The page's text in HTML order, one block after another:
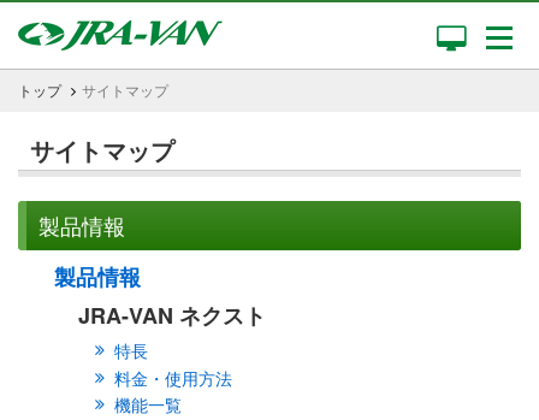
トップ サイトマップ
サイトマップ
製品情報
製品情報
JRA-VAN ネクスト
特長
料金・使用方法
機能一覧